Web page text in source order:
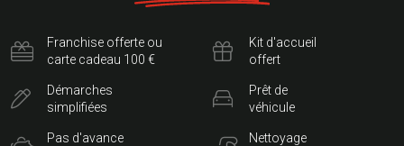
Franchise offerte ou
carte cadeau 100 €
Démarches
simplifiées
Pas d'avance
Kit d'accueil
offert
Prêt de
véhicule
Nettoyage